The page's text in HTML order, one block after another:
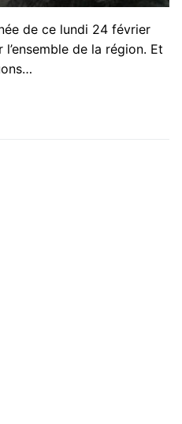
de ce lundi 24 février
de la région. Et